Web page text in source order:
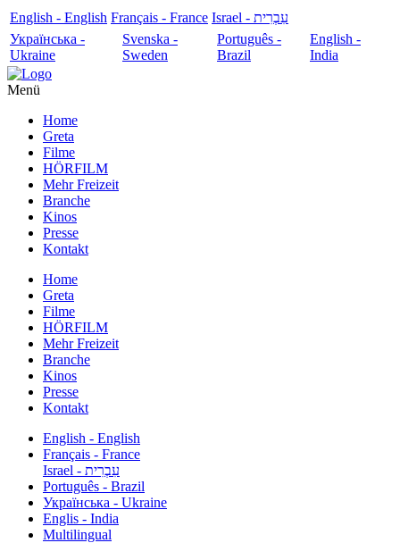
English - English Français - France
עִבְרִית - Israel
Українська -
Ukraine
Svenska -
Sweden
Português -
Brazil
English -
India
Menü
Home
Greta
Filme
HÖRFILM
Mehr Freizeit
Branche
Kinos
Presse
Kontakt
Home
Greta
Filme
HÖRFILM
Mehr Freizeit
Branche
Kinos
Presse
Kontakt
English - English
Français - France
עִבְרִית - Israel
Português - Brazil
Українська - Ukraine
Englis - India
Multilingual